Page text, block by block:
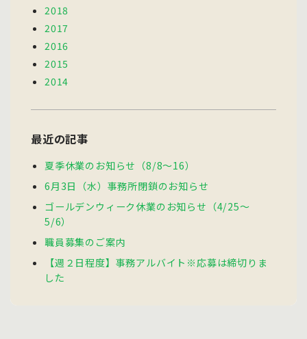
2018
2017
2016
2015
2014
最近の記事
夏季休業のお知らせ（8/8～16）
6月3日（水）事務所閉鎖のお知らせ
ゴールデンウィーク休業のお知らせ（4/25～
5/6）
職員募集のご案内
【週２日程度】事務アルバイト※応募は締切りま
した